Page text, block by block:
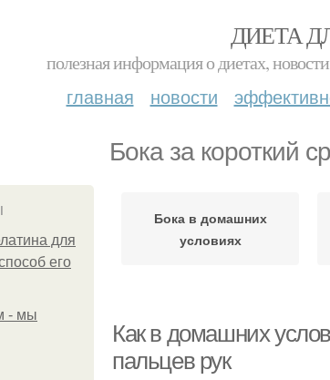
ДИЕТА
полезная информация о диетах,
главная новости
Бока за короткий
для
его
- мы
Бока в домашних
условиях
Как в домашних
пальцев рук